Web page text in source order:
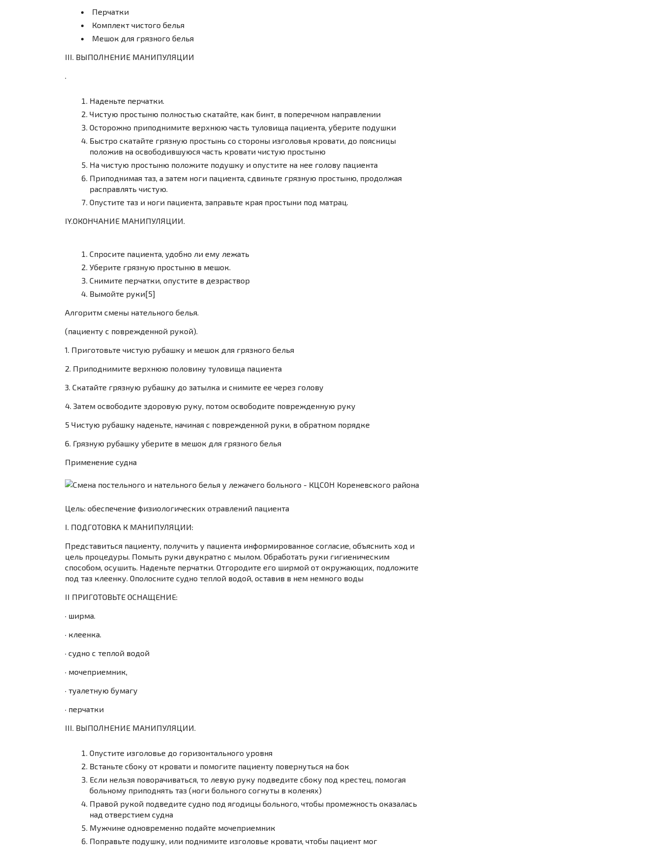
Перчатки
Комплект чистого белья
Мешок для грязного белья
III. ВЫПОЛНЕНИЕ МАНИПУЛЯЦИИ
.
Наденьте перчатки.
Чистую простыню полностью скатайте, как бинт, в поперечном направлении
Осторожно приподнимите верхнюю часть туловища пациента, уберите подушки
Быстро скатайте грязную простынь со стороны изголовья кровати, до поясницы
положив на освободившуюся часть кровати чистую простыню
На чистую простыню положите подушку и опустите на нее голову пациента
Приподнимая таз, а затем ноги пациента, сдвиньте грязную простыню, продолжая
расправлять чистую.
Опустите таз и ноги пациента, заправьте края простыни под матрац.
IY.ОКОНЧАНИЕ МАНИПУЛЯЦИИ.
Спросите пациента, удобно ли ему лежать
Уберите грязную простыню в мешок.
Снимите перчатки, опустите в дезраствор
Вымойте руки[5]
Алгоритм смены нательного белья.
(пациенту с поврежденной рукой).
1. Приготовьте чистую рубашку и мешок для грязного белья
2. Приподнимите верхнюю половину туловища пациента
3. Скатайте грязную рубашку до затылка и снимите ее через голову
4. Затем освободите здоровую руку, потом освободите поврежденную руку
5 Чистую рубашку наденьте, начиная с поврежденной руки, в обратном порядке
6. Грязную рубашку уберите в мешок для грязного белья
Применение судна
Цель: обеспечение физиологических отравлений пациента
I. ПОДГОТОВКА К МАНИПУЛЯЦИИ:
Представиться пациенту, получить у пациента информированное согласие, объяснить ход и
цель процедуры. Помыть руки двукратно с мылом. Обработать руки гигиеническим
способом, осушить. Наденьте перчатки. Отгородите его ширмой от окружающих, подложите
под таз клеенку. Ополосните судно теплой водой, оставив в нем немного воды
II ПРИГОТОВЬТЕ ОСНАЩЕНИЕ:
· ширма.
· клеенка.
· судно с теплой водой
· мочеприемник,
· туалетную бумагу
· перчатки
III. ВЫПОЛНЕНИЕ МАНИПУЛЯЦИИ.
Опустите изголовье до горизонтального уровня
Встаньте сбоку от кровати и помогите пациенту повернуться на бок
Если нельзя поворачиваться, то левую руку подведите сбоку под крестец, помогая
больному приподнять таз (ноги больного согнуты в коленях)
Правой рукой подведите судно под ягодицы больного, чтобы промежность ока­залась
над отверстием судна
Мужчине одновременно подайте мочеприемник
Поправьте подушку, или поднимите изголовье кровати, чтобы пациент мог